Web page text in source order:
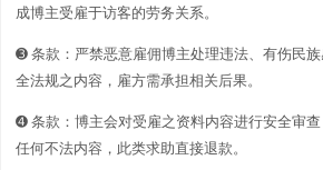
成博主受雇于访客的劳务关系。
➌ 条款：严禁恶意雇佣博主处理违法、有伤民
全法规之内容，雇方需承担相关后果。
➍ 条款：博主会对受雇之资料内容进行安全审
任何不法内容，此类求助直接退款。